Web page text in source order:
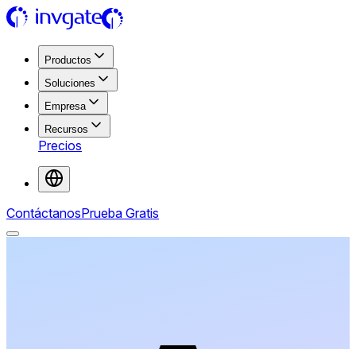
Productos
Soluciones
Empresa
Recursos
Precios
ContáctanosPrueba Gratis